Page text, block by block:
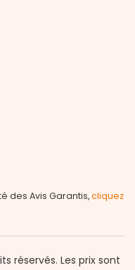
des Avis Garantis,cliquez
réservés. Les prix sont